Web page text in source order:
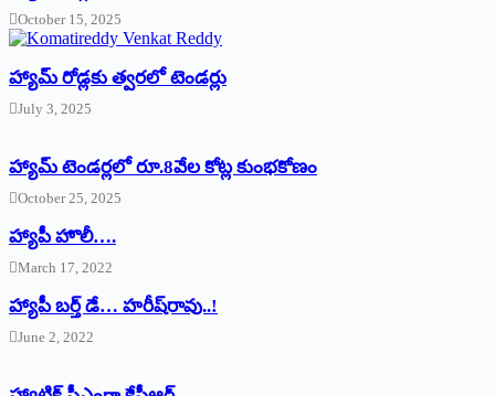
October 15, 2025
హ్యామ్‌ రోడ్లకు త్వరలో టెండర్లు
July 3, 2025
హ్యామ్‌ ‌టెండర్లలో రూ.8వేల కోట్ల కుంభకోణం
October 25, 2025
హ్యాపీ హొలీ….
March 17, 2022
హ్యాపీ బర్త్ ‌డే… హరీష్‌రావు..!
June 2, 2022